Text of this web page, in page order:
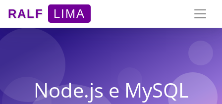
RALF LIMA
Node.js e MySQL